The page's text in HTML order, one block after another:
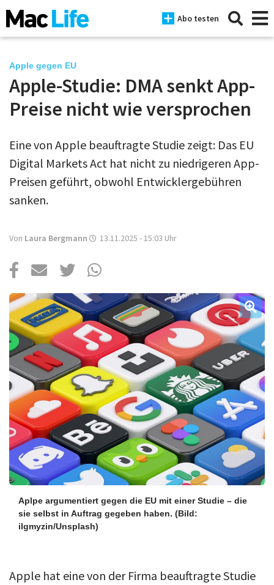
Abo testen
News
Mac
iPad
Tests
Über uns
Podcast
Mac Life+
Anmelden
Apple gegen EU
Apple-Studie: DMA senkt App-
Preise nicht wie versprochen
Eine von Apple beauftragte Studie zeigt: Das EU
Digital Markets Act hat nicht zu niedrigeren App-
Preisen geführt, obwohl Entwicklergebühren
sanken.
Von Laura Bergmann 13.11.2025 - 15:03 Uhr
Aplpe argumentiert gegen die EU mit einer Studie – die
sie selbst in Auftrag gegeben haben. (Bild:
ilgmyzin/Unsplash)
Apple hat eine von der Firma beauftragte Studie